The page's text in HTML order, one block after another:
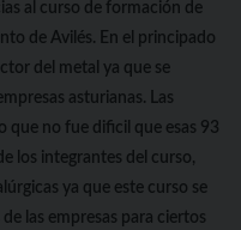
al curso de formación de
de Avilés. En el principado
del metal ya que se
asturianas. Las
que no fue dificil que esas 93
los integrantes del curso,
ya que este curso se
las empresas para ciertos